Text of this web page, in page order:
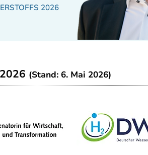
2026
(Stand: 6. Mai 2026)